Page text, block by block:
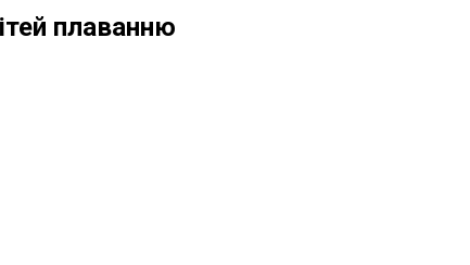
плаванню